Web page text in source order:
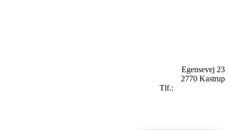
Egensevej 23
2770 Kastrup
Tlf.: